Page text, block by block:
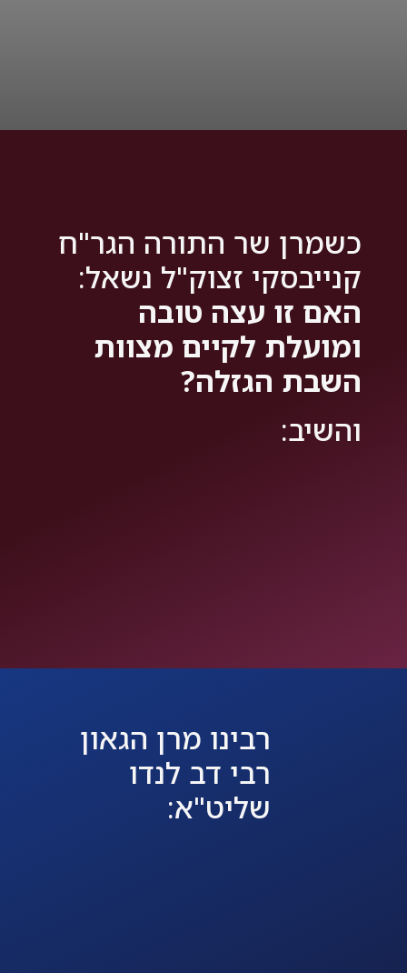
כשמרן שר התורה הגר"ח
קנייבסקי זצוק"ל נשאל:
האם זו עצה טובה
ומועלת לקיים מצוות
השבת הגזלה?
והשיב:
רבינו מרן הגאון
רבי דב לנדו
שליט"א: